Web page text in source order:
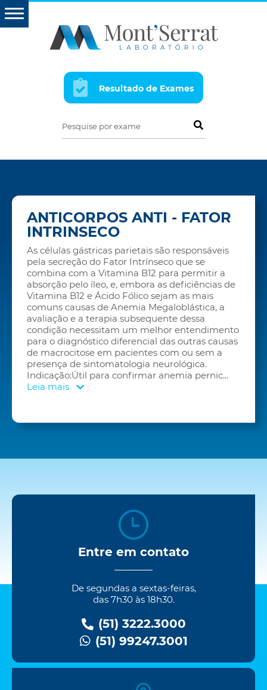
Resultado de Exames
Pesquise por exame
ANTICORPOS ANTI - FATOR
INTRINSECO
As células gástricas parietais são responsáveis
pela secreção do Fator Intrínseco que se
combina com a Vitamina B12 para permitir a
absorção pelo íleo, e, embora as deficiências de
Vitamina B12 e Ácido Fólico sejam as mais
comuns causas de Anemia Megaloblástica, a
avaliação e a terapia subsequente dessa
condição necessitam um melhor entendimento
para o diagnóstico diferencial das outras causas
de macrocitose em pacientes com ou sem a
presença de sintomatologia neurológica.
Indicação:Útil para confirmar anemia pernic...
Leia mais
Entre em contato
De segundas a sextas-feiras,
das 7h30 às 18h30.
(51) 3222.3000
(51) 99247.3001